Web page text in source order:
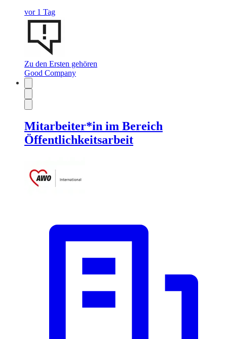
vor 1 Tag
Zu den Ersten gehören
Good Company
Mitarbeiter*in im Bereich
Öffentlichkeitsarbeit